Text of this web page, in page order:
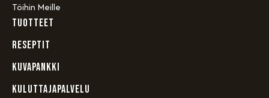
Töihin Meille
TUOTTEET
RESEPTIT
KUVAPANKKI
KULUTTAJAPALVELU